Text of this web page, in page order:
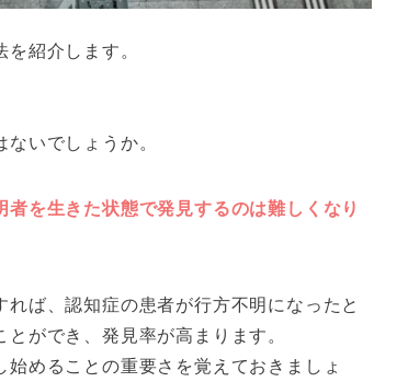
紹介します。
いでしょうか。
を生きた状態で発見するのは難しくなり
ば、認知症の患者が行方不明になったと
ができ、発見率が高まります。
めることの重要さを覚えておきましょ